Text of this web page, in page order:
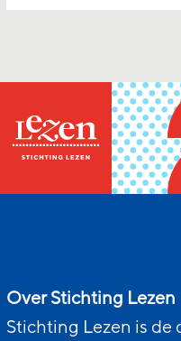
Over Stichting Lezen
Stichting Lezen is de